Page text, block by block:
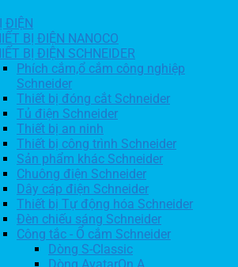
ĐIỆN
BỊ ĐIỆN NANOCO
BỊ ĐIỆN SCHNEIDER
Phích cắm,ổ cắm công nghiệp
Schneider
Thiết bị đóng cắt Schneider
Tủ điện Schneider
Thiết bị an ninh
Thiết bị công trình Schneider
Sản phẩm khác Schneider
Chuông điện Schneider
Dây cáp điện Schneider
Thiết bị Tự động hóa Schneider
Đèn chiếu sáng Schneider
Công tắc - Ổ cắm Schneider
Dòng S-Classic